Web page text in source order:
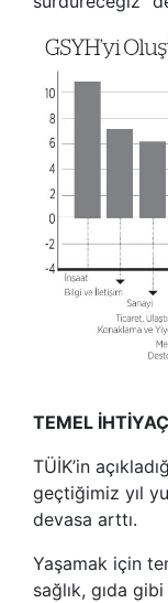
TEMEL
TÜİK’in
geçtiğimiz yıl
devasa arttı.
Yaşamak için
sağlık, gıda